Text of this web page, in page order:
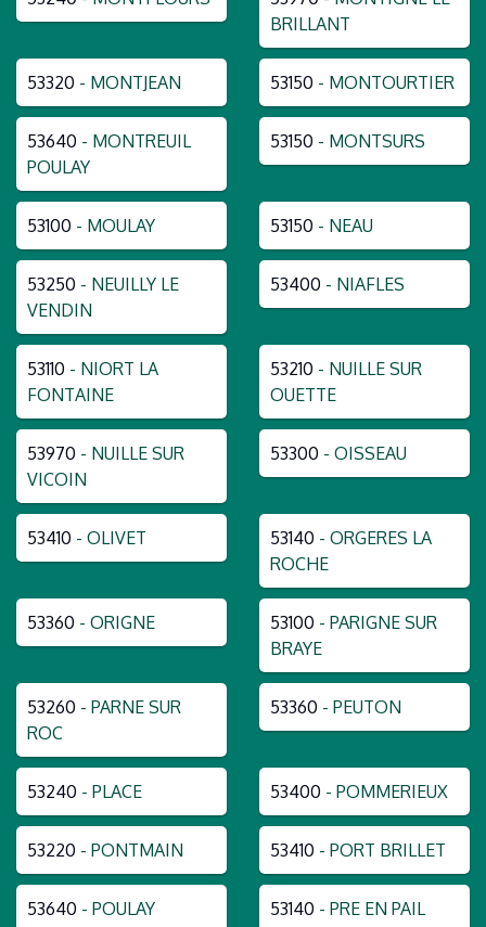
BRILLANT
53320 - MONTJEAN 53150 - MONTOURTIER
53640 - MONTREUIL
POULAY
53150 - MONTSURS
53100 - MOULAY 53150 - NEAU
53250 - NEUILLY LE
VENDIN
53400 - NIAFLES
53110 - NIORT LA
FONTAINE
53210 - NUILLE SUR
OUETTE
53970 - NUILLE SUR
VICOIN
53300 - OISSEAU
53410 - OLIVET 53140 - ORGERES LA
ROCHE
53360 - ORIGNE 53100 - PARIGNE SUR
BRAYE
53260 - PARNE SUR
ROC
53360 - PEUTON
53240 - PLACE 53400 - POMMERIEUX
53220 - PONTMAIN 53410 - PORT BRILLET
53640 - POULAY 53140 - PRE EN PAIL